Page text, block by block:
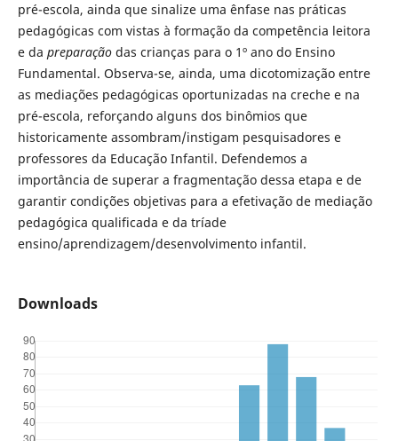
pré-escola, ainda que sinalize uma ênfase nas práticas
pedagógicas com vistas à formação da competência leitora
e da preparaçãodas crianças para o 1º ano do Ensino
Fundamental. Observa-se, ainda, uma dicotomização entre
as mediações pedagógicas oportunizadas na creche e na
pré-escola, reforçando alguns dos binômios que
historicamente assombram/instigam pesquisadores e
professores da Educação Infantil. Defendemos a
importância de superar a fragmentação dessa etapa e de
garantir condições objetivas para a efetivação de mediação
pedagógica qualificada e da tríade
ensino/aprendizagem/desenvolvimento infantil.
Downloads